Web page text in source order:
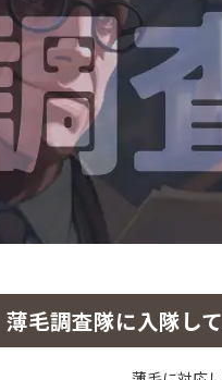
薄毛調査隊に入隊し